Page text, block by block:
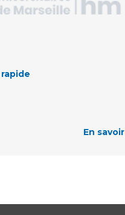
rapide
En savoir